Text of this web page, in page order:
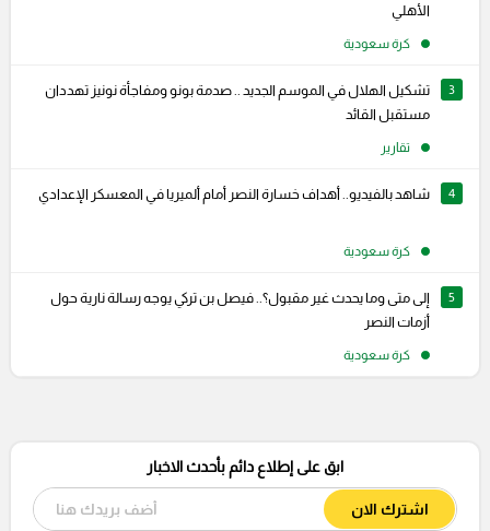
الأهلي
كرة سعودية
3
تشكيل الهلال في الموسم الجديد .. صدمة بونو ومفاجأة نونيز تهددان
مستقبل القائد
تقارير
4 شاهد بالفيديو.. أهداف خسارة النصر أمام ألميريا في المعسكر الإعدادي
كرة سعودية
5
إلى متى وما يحدث غير مقبول؟.. فيصل بن تركي يوجه رسالة نارية حول
أزمات النصر
كرة سعودية
ابق على إطلاع دائم بأحدث الاخبار
اشترك الان